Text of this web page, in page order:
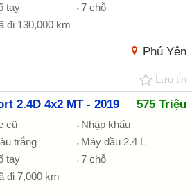
tay
7 chỗ
đi 130,000 km
Phú Yên
Lưu tin
2.4D 4x2 MT - 2019 575 Triệu
cũ
Nhập khẩu
trắng
Máy dầu 2.4 L
tay
7 chỗ
đi 7,000 km